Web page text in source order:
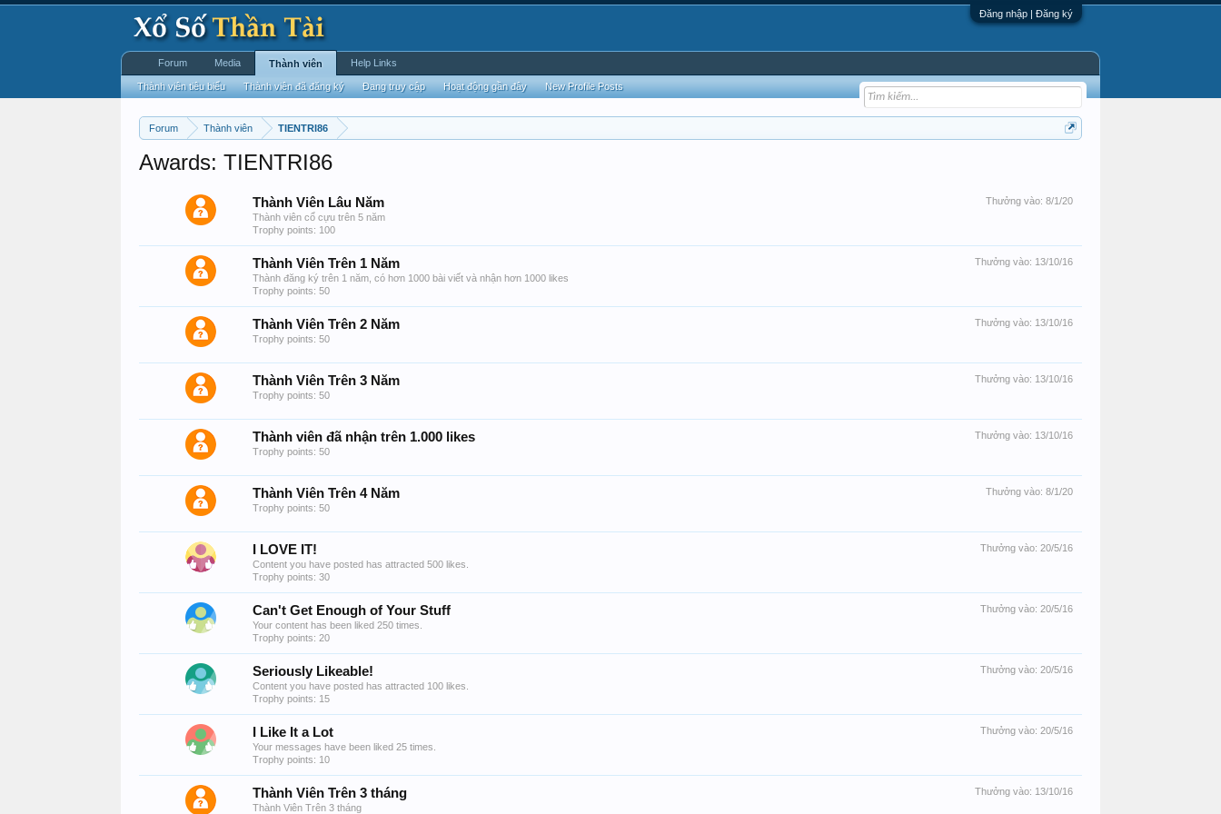
Đăng nhập | Đăng ký
Forum Thành viên TIENTRI86
Awards: TIENTRI86
Thưởng vào: 8/1/20
Thành Viên Lâu Năm
Thành viên cổ cựu trên 5 năm
Trophy points: 100
Thưởng vào: 13/10/16
Thành Viên Trên 1 Năm
Thành đăng ký trên 1 năm, có hơn 1000 bài viết và nhận hơn 1000 likes
Trophy points: 50
Thưởng vào: 13/10/16
Thành Viên Trên 2 Năm
Trophy points: 50
Thưởng vào: 13/10/16
Thành Viên Trên 3 Năm
Trophy points: 50
Thưởng vào: 13/10/16
Thành viên đã nhận trên 1.000 likes
Trophy points: 50
Thưởng vào: 8/1/20
Thành Viên Trên 4 Năm
Trophy points: 50
Thưởng vào: 20/5/16
I LOVE IT!
Content you have posted has attracted 500 likes.
Trophy points: 30
Thưởng vào: 20/5/16
Can't Get Enough of Your Stuff
Your content has been liked 250 times.
Trophy points: 20
Thưởng vào: 20/5/16
Seriously Likeable!
Content you have posted has attracted 100 likes.
Trophy points: 15
Thưởng vào: 20/5/16
I Like It a Lot
Your messages have been liked 25 times.
Trophy points: 10
Thưởng vào: 13/10/16
Thành Viên Trên 3 tháng
Thành Viên Trên 3 tháng
Forum Media Thành viên
Thành viên tiêu biểu Thành viên đã đăng ký Đang truy cập Hoạt động gần đây New Profile Posts
Help Links